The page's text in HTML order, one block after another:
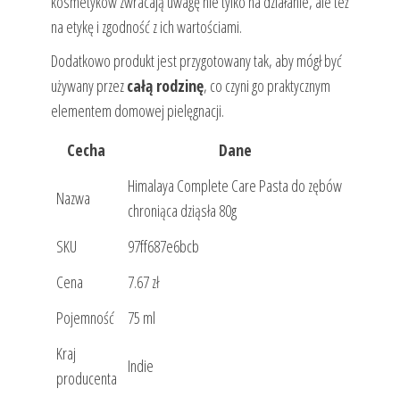
na etykę i zgodność z ich wartościami.
Dodatkowo produkt jest przygotowany tak, aby mógł być
używany przezcałą rodzinę, co czyni go praktycznym
elementem domowej pielęgnacji.
Cecha
Dane
Nazwa
Himalaya Complete Care Pasta do zębów
chroniąca dziąsła 80g
SKU
97ff687e6bcb
Cena
7.67 zł
Pojemność
75 ml
Kraj
producenta
Indie